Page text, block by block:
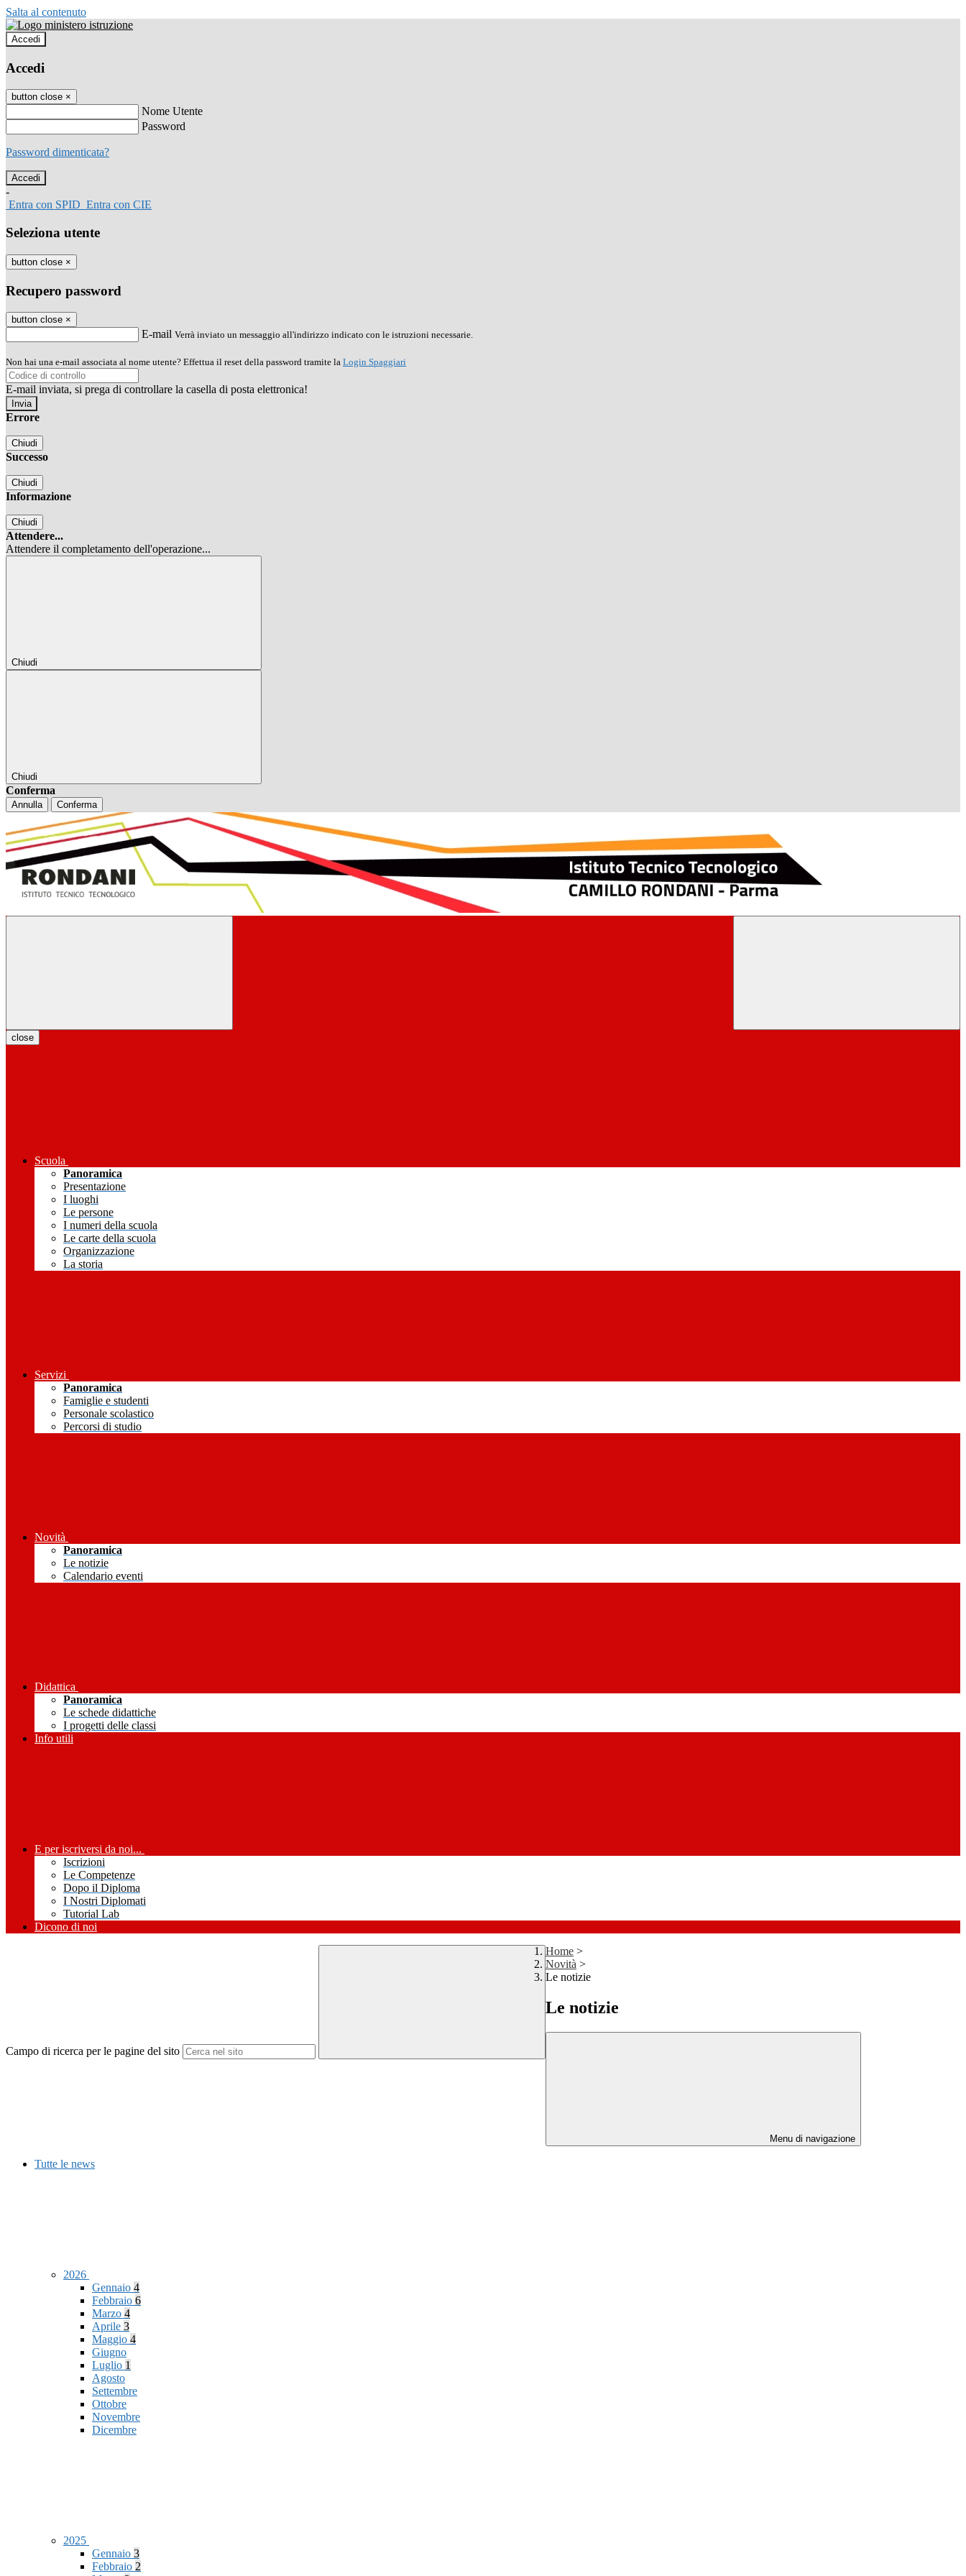
Salta al contenuto
Accedi
Accedi
button close ×
Nome Utente
Password
Password dimenticata?
-
Entra con SPID Entra con CIE
Seleziona utente
button close ×
Recupero password
button close ×
E-mail Verrà inviato un messaggio all'indirizzo indicato con le istruzioni necessarie.
Non hai una e-mail associata al nome utente? Effettua il reset della password tramite la Login Spaggiari
E-mail inviata, si prega di controllare la casella di posta elettronica!
Errore
Chiudi
Successo
Chiudi
Informazione
Chiudi
Attendere...
Attendere il completamento dell'operazione...
Chiudi
Chiudi
Conferma
Annulla Conferma
close
Scuola
Panoramica
Presentazione
I luoghi
Le persone
I numeri della scuola
Le carte della scuola
Organizzazione
La storia
Servizi
Panoramica
Famiglie e studenti
Personale scolastico
Percorsi di studio
Novità
Panoramica
Le notizie
Calendario eventi
Didattica
Panoramica
Le schede didattiche
I progetti delle classi
Info utili
E per iscriversi da noi...
Iscrizioni
Le Competenze
Dopo il Diploma
I Nostri Diplomati
Tutorial Lab
Dicono di noi
Campo di ricerca per le pagine del sito
Home >
Novità >
Le notizie
Le notizie
Menu di navigazione
Tutte le news
2026
Gennaio 4
Febbraio 6
Marzo 4
Aprile 3
Maggio 4
Giugno
Luglio 1
Agosto
Settembre
Ottobre
Novembre
Dicembre
2025
Gennaio 3
Febbraio 2